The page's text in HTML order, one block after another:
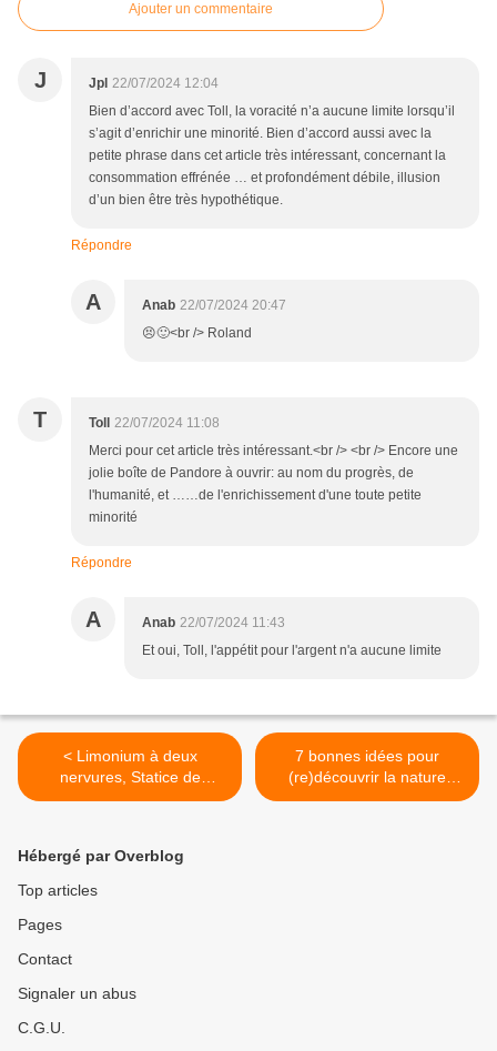
Ajouter un commentaire
J Jpl 22/07/2024 12:04
Bien d’accord avec Toll, la voracité n’a aucune limite lorsqu’il
s’agit d’enrichir une minorité. Bien d’accord aussi avec la
petite phrase dans cet article très intéressant, concernant la
consommation effrénée … et profondément débile, illusion
d’un bien être très hypothétique.
Répondre
A Anab 22/07/2024 20:47
😣🙂<br /> Roland
T Toll
22/07/2024 11:08
Merci pour cet article très intéressant.<br /> <br /> Encore une
jolie boîte de Pandore à ouvrir: au nom du progrès, de
l'humanité, et ……de l'enrichissement d'une toute petite
minorité
Répondre
A Anab 22/07/2024 11:43
Et oui, Toll, l'appétit pour l'argent n'a aucune limite
< Limonium à deux
nervures, Statice de
Salmon, Statice de l'Ouest (
7 bonnes idées pour
(re)découvrir la nature
pendant les vacances ! >
Hébergé par Overblog
Top articles
Pages
Contact
Signaler un abus
C.G.U.